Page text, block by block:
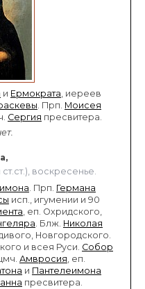
и Ермократа, иереев
. Прп. Моисея
Сергия пресвитера.
воскресенье.
. Прп. Германа
исп., игумении и 90
, еп. Охридского,
. Блж. Николая
Новгородского.
и всея Руси. Собор
Амвросия, еп.
и Пантелеимона
пресвитера.